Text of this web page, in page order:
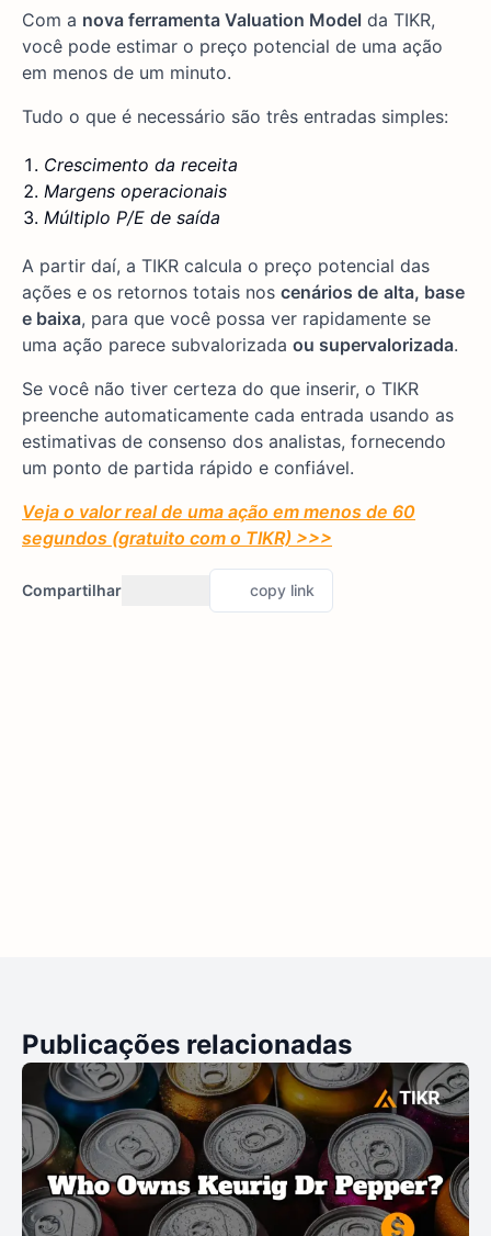
Com a nova ferramenta Valuation Model da TIKR,
você pode estimar o preço potencial de uma ação
em menos de um minuto.
Tudo o que é necessário são três entradas simples:
Crescimento da receita
Margens operacionais
Múltiplo P/E de saída
A partir daí, a TIKR calcula o preço potencial das
ações e os retornos totais nos cenários de alta, base
e baixa, para que você possa ver rapidamente se
uma ação parece subvalorizada ou supervalorizada.
Se você não tiver certeza do que inserir, o TIKR
preenche automaticamente cada entrada usando as
estimativas de consenso dos analistas, fornecendo
um ponto de partida rápido e confiável.
Veja o valor real de uma ação em menos de 60
segundos (gratuito com o TIKR) >>>
Compartilhar copy link
Publicações relacionadas